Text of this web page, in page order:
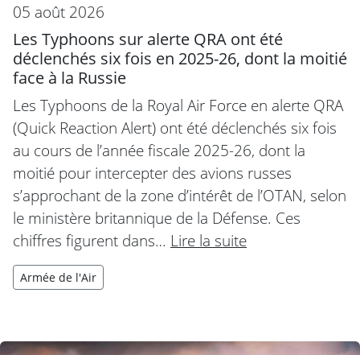
05 août 2026
Les Typhoons sur alerte QRA ont été
déclenchés six fois en 2025-26, dont la moitié
face à la Russie
Les Typhoons de la Royal Air Force en alerte QRA
(Quick Reaction Alert) ont été déclenchés six fois
au cours de l’année fiscale 2025-26, dont la
moitié pour intercepter des avions russes
s’approchant de la zone d’intérêt de l’OTAN, selon
le ministère britannique de la Défense. Ces
chiffres figurent dans… Lire la suite
Armée de l'Air